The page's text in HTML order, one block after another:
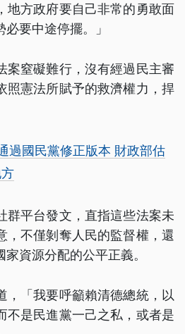
地方政府要自己非常的勇敢面
要中途停擺。」
案窒礙難行，沒有經過民主審
照憲法所賦予的救濟權力，捍
過國民黨修正版本 財政部估
群平台發文，直指這些法案未
，不僅剝奪人民的監督權，還
資源分配的公平正義。
，「我要呼籲賴清德總統，以
不是民進黨一己之私，或者是